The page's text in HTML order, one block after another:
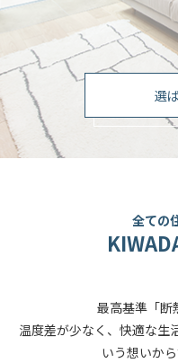
選
全ての
最高基準「断
温度差が少なく、快適な生
いう想いか